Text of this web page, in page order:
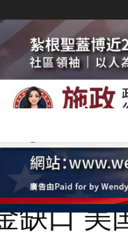
缺口 美